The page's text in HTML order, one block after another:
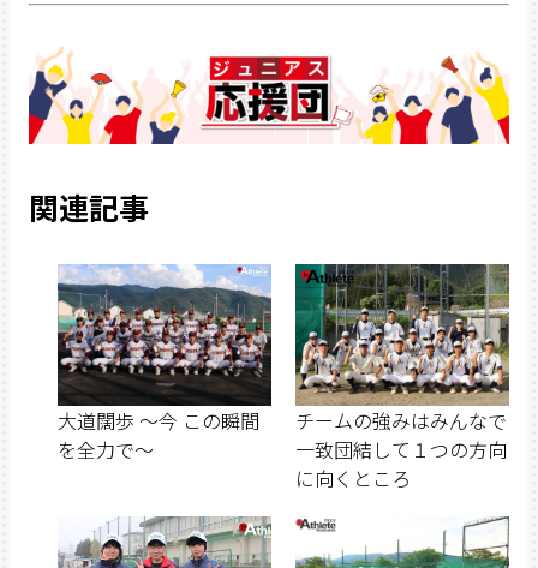
関連記事
大道闊歩 ～今 この瞬間
を全力で～
チームの強みはみんなで
一致団結して１つの方向
に向くところ